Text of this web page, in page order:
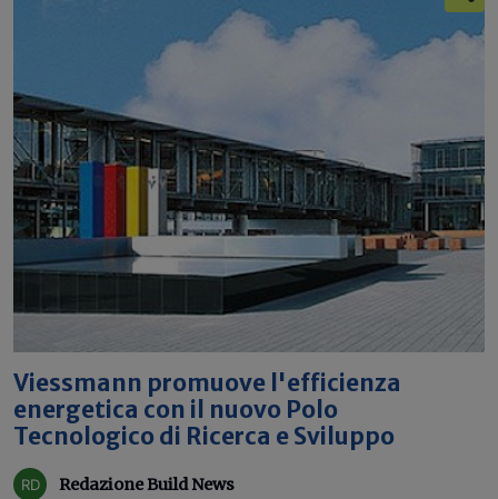
Viessmann promuove l'efficienza
energetica con il nuovo Polo
Tecnologico di Ricerca e Sviluppo
Redazione Build News